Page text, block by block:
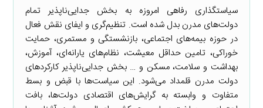
سیاستگذاری رفاهی امروزه به بخش جدایی‌ناپذیر تمام
دولت‌های مدرن بدل شده است. تنظیم‌گری و ایفای نقش فعال
در حوزه بیمه‌های اجتماعی، بازنشستگی و مستمری، حمایت
خوراکی، تامین حداقل معیشت، نظام‌های یارانه‌ای، آموزش،
بهداشت و سلامت، مسکن و … بخش جدایی‌ناپذیر کارکردهای
دولت مدرن قلمداد می‌شود. این سیاست‌ها با قبض و بسط
متفاوت و وابسته به گرایش‌های اقتصادی دولت‌ها، بافت